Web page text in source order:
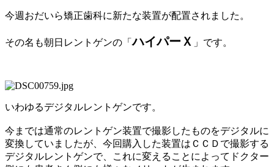
今週おだいら矯正歯科に新たな装置が配置されました。
その名も朝日レントゲンの「ハイパーＸ 」です。
いわゆるデジタルレントゲンです。
今までは通常のレントゲン装置で撮影したものをデジタルに
変換していましたが、今回購入した装置はＣＣＤで撮影する
デジタルレントゲンで、これに変えることによってドクター